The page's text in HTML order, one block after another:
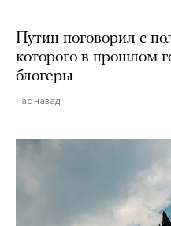
Путин поговорил с
которого в прошлом
блогеры
час назад